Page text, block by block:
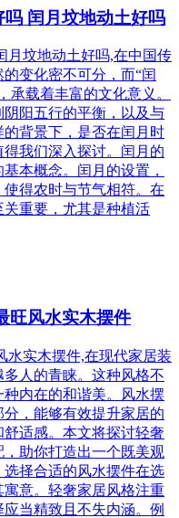
闰月坟地动土好吗
月坟地动土好吗,在中国传
变化密不可分，而“闰
承载着丰富的文化意义。
阳五行的平衡，以及与
背景下，是否在闰月时
我们深入探讨。闰月的
本概念。闰月的设置，
得农时与节气相符。在
重要，尤其是种植活
旺风水实木摆件
水实木摆件,在现代家居装
人的青睐。这种风格不
内在的和谐美。风水摆
，能够有效提升家居的
适感。本文将探讨轻奢
助你打造出一个既美观
择合适的风水摆件在选
意。轻奢家居风格注重
当精致且不失内涵。例